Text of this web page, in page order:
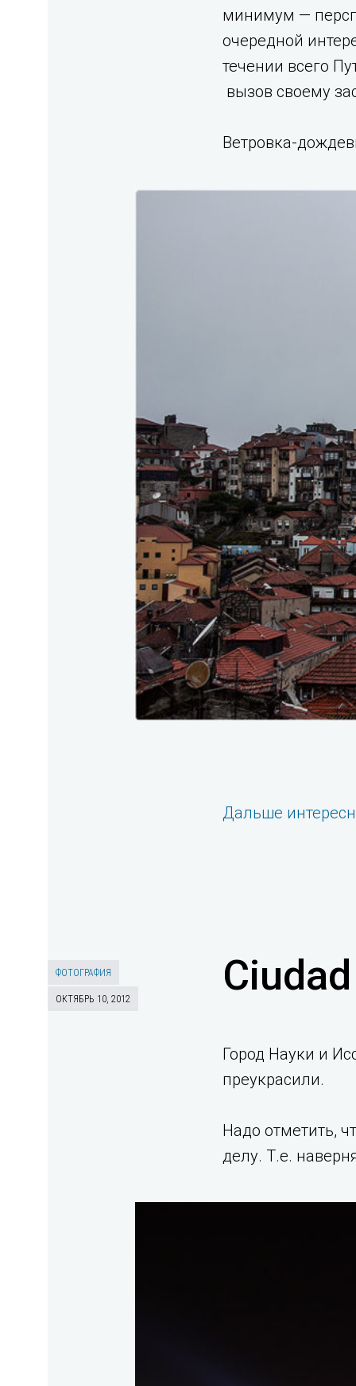
минимум —
очередной
течении всего
вызов своему
Ветровка-
Дальше
ФОТОГРАФИЯ
ОКТЯБРЬ 10, 2012
Город Науки и
преукрасили.
Надо отметить,
делу. Т.е.